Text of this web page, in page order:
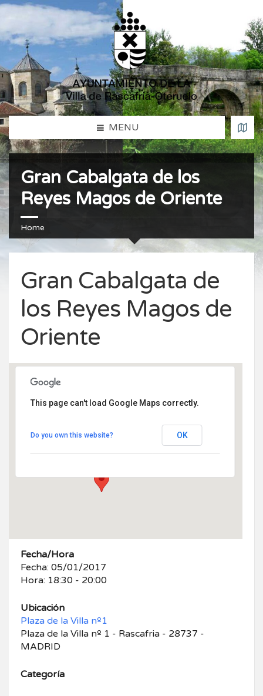
MENU
Gran Cabalgata de los
Reyes Magos de Oriente
Home
Gran Cabalgata de
los Reyes Magos de
Oriente
Plaza de la Villa nº1
Plaza de la Villa nº 1 - Rascafria
This page can't load Google Maps correctly.
Do you own this website? OK
Fecha/Hora
Fecha: 05/01/2017
Hora: 18:30 - 20:00
Ubicación
Plaza de la Villa nº1
Plaza de la Villa nº 1 - Rascafria - 28737 -
MADRID
Categoría